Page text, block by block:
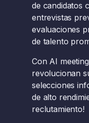
de candidatos
entrevistas
evaluaciones
de talento
Con AI
revolucionan
selecciones
de alto
reclutamiento!